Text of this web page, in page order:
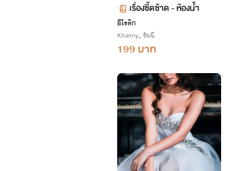
เรื่องซี้ดซ้าด - ห้องน้ำ
อีโรติก
Khanny_ ขันนี่
199 บาท